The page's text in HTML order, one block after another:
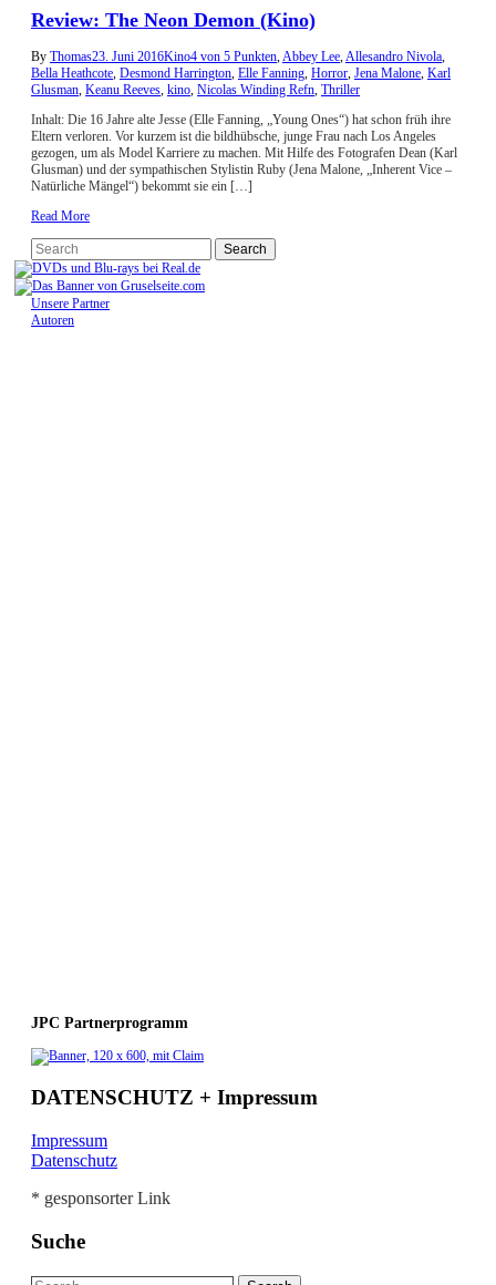
Review: The Neon Demon (Kino)
By Thomas23. Juni 2016Kino4 von 5 Punkten Abbey Lee Allesandro Nivola
Bella Heathcote Desmond Harrington Elle Fanning Horror Jena Malone Karl
Glusman Keanu Reeves kino Nicolas Winding Refn Thriller
Inhalt: Die 16 Jahre alte Jesse (Elle Fanning, „Young Ones“) hat schon früh ihre
Eltern verloren. Vor kurzem ist die bildhübsche, junge Frau nach Los Angeles
gezogen, um als Model Karriere zu machen. Mit Hilfe des Fotografen Dean (Karl
Glusman) und der sympathischen Stylistin Ruby (Jena Malone, „Inherent Vice –
Natürliche Mängel“) bekommt sie ein […]
Read More
Unsere Partner
Autoren
JPC Partnerprogramm
DATENSCHUTZ + Impressum
Impressum
Datenschutz
* gesponsorter Link
Suche